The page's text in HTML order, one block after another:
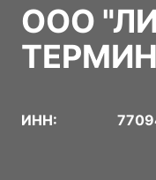
ООО
ИНН: